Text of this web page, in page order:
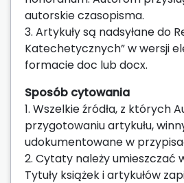
autorskie czasopisma.
3. Artykuły są nadsyłane do
Katechetycznych” w wersji
formacie doc lub docx.
Sposób cytowania
1. Wszelkie źródła, z których
przygotowaniu artykułu,
udokumentowane w
2. Cytaty należy umieszczać
Tytuły książek i artykułów